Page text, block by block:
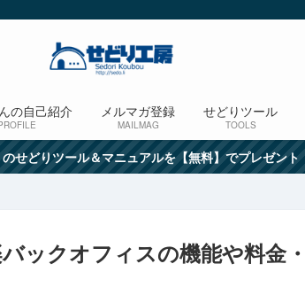
の自己紹介 メルマガ登録
MAILMAG
せどりツール
TOOLS
せどりツール＆マニュアルを【無料】でプレゼント
ックオフィスの機能や料金・